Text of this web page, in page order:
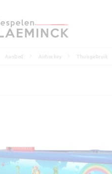
Aanbod Airhockey Thuisgebruik